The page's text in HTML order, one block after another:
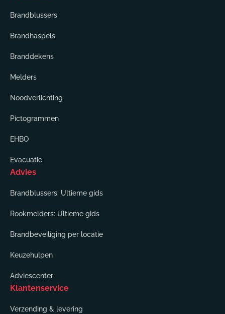
Brandblussers
Brandhaspels
Branddekens
Melders
Noodverlichting
Pictogrammen
EHBO
Evacuatie
Advies
Brandblussers: Ultieme gids
Rookmelders: Ultieme gids
Brandbeveiliging per locatie
Keuzehulpen
Adviescenter
Klantenservice
Verzending & levering